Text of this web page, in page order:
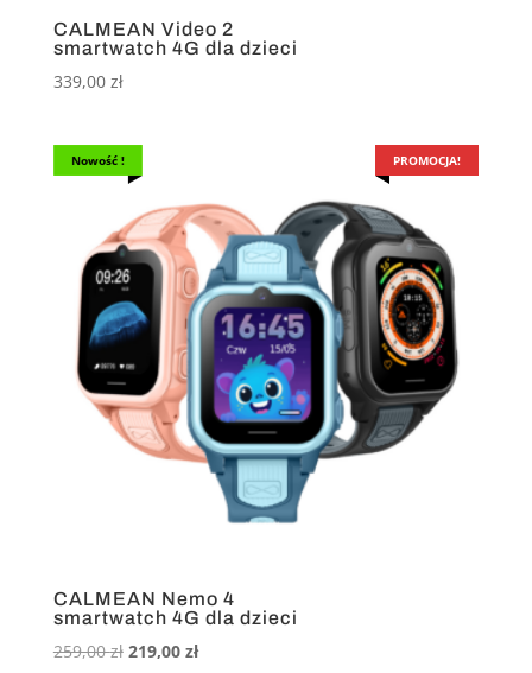
CALMEAN Video 2
smartwatch 4G dla dzieci
339,00 zł
Nowość ! PROMOCJA!
CALMEAN Nemo 4
smartwatch 4G dla dzieci
259,00zł Pierwotna
219,00 złAktualna